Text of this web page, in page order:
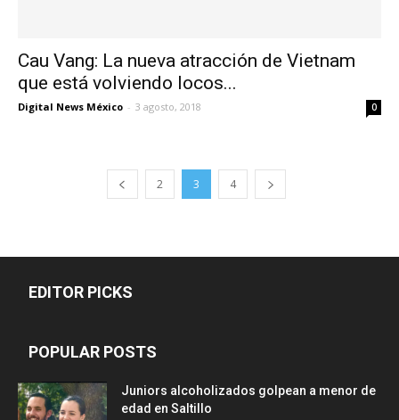
Cau Vang: La nueva atracción de Vietnam
que está volviendo locos...
Digital News México - 3 agosto, 2018 0
2 3 4
EDITOR PICKS
POPULAR POSTS
Juniors alcoholizados golpean a menor de
edad en Saltillo